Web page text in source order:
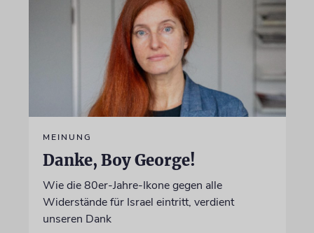
MEINUNG
Danke, Boy George!
Wie die 80er-Jahre-Ikone gegen alle
Widerstände für Israel eintritt, verdient
unseren Dank